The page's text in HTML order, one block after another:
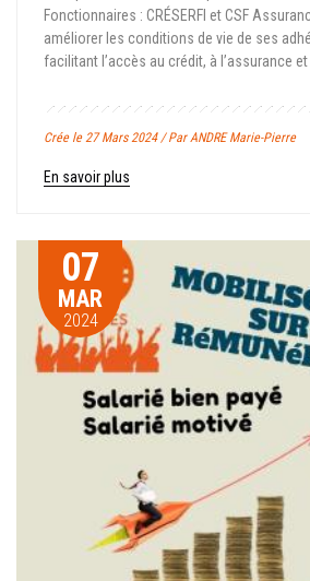
Fonctionnaires : CRÉSERFI et CSF
améliorer les conditions de vie de ses
facilitant l’accès au crédit, à l’assurance et
Crée le 27 Mars 2024 / Par ANDRE Marie-Pierre
En savoir plus
07
MAR
2024